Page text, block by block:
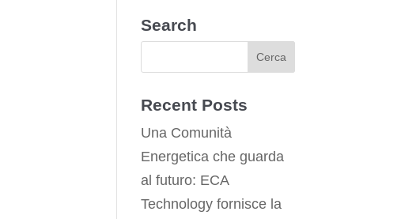
Search
Recent Posts
Una Comunità
Energetica che guarda
al futuro: ECA
Technology fornisce la